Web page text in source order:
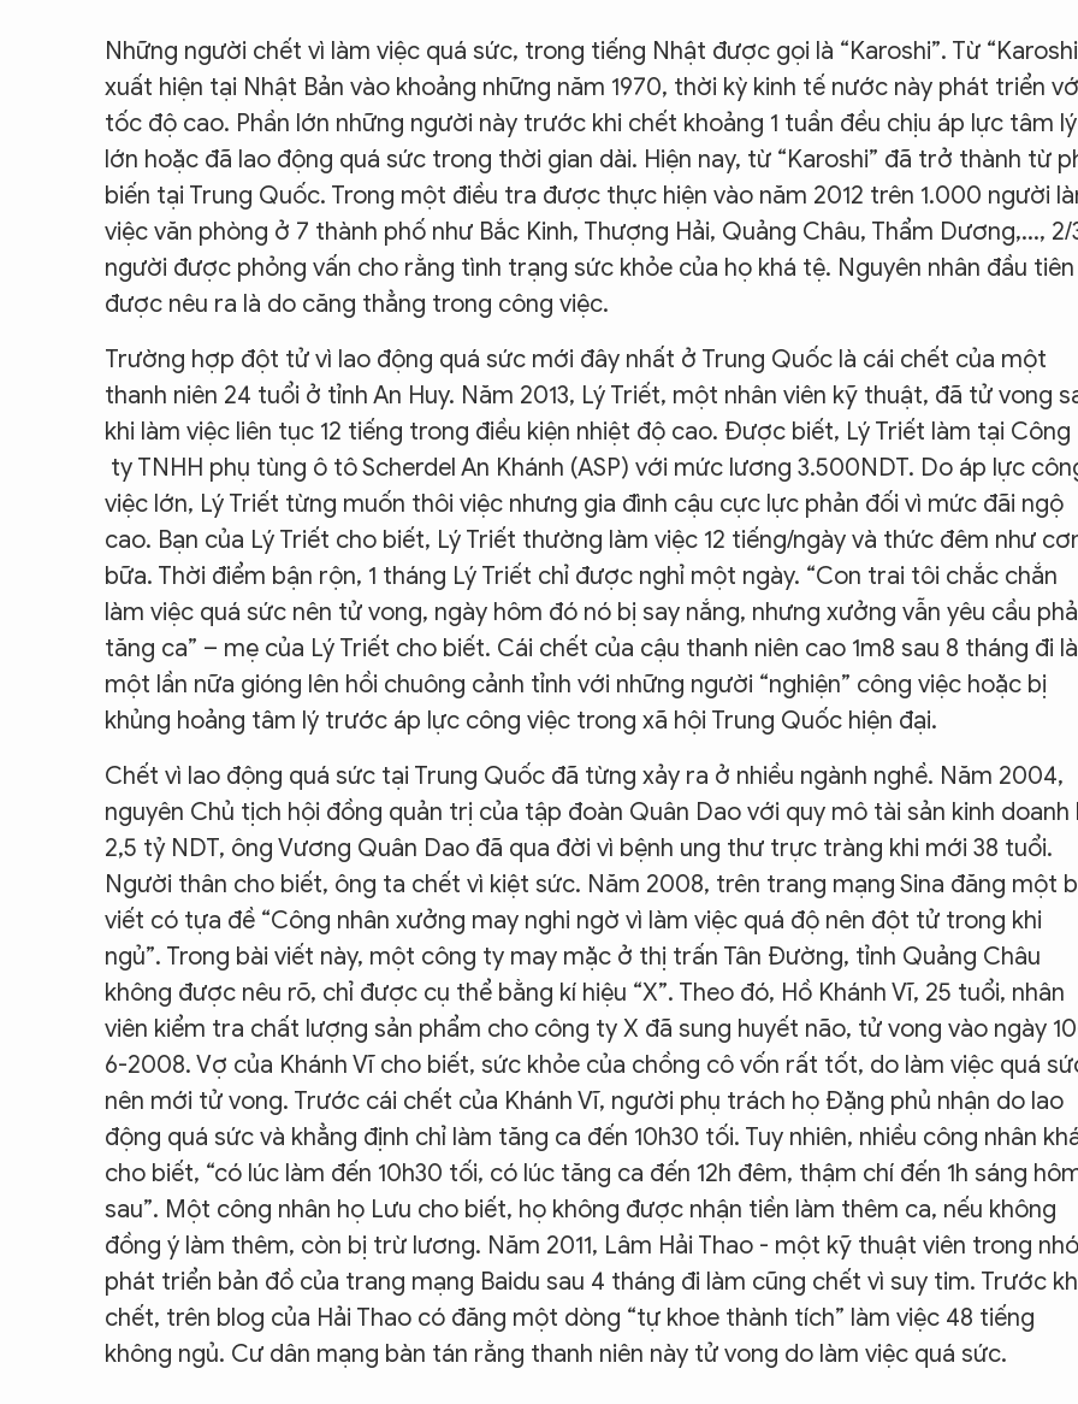
Những người chết vì làm việc quá sức, trong tiếng Nhật được gọi là “Karoshi”. Từ
xuất hiện tại Nhật Bản vào khoảng những năm 1970, thời kỳ kinh tế nước này phát triển
tốc độ cao. Phần lớn những người này trước khi chết khoảng 1 tuần đều chịu áp lực tâm lý
lớn hoặc đã lao động quá sức trong thời gian dài. Hiện nay, từ “Karoshi” đã trở thành từ
biến tại Trung Quốc. Trong một điều tra được thực hiện vào năm 2012 trên 1.000 người
việc văn phòng ở 7 thành phố như Bắc Kinh, Thượng Hải, Quảng Châu, Thẩm Dương,..., 2/
người được phỏng vấn cho rằng tình trạng sức khỏe của họ khá tệ. Nguyên nhân đầu tiên
được nêu ra là do căng thẳng trong công việc.
Trường hợp đột tử vì lao động quá sức mới đây nhất ở Trung Quốc là cái chết của một
thanh niên 24 tuổi ở tỉnh An Huy. Năm 2013, Lý Triết, một nhân viên kỹ thuật, đã tử vong
khi làm việc liên tục 12 tiếng trong điều kiện nhiệt độ cao. Được biết, Lý Triết làm tại Công
ty TNHH phụ tùng ô tô Scherdel An Khánh (ASP) với mức lương 3.500NDT. Do áp lực
việc lớn, Lý Triết từng muốn thôi việc nhưng gia đình cậu cực lực phản đối vì mức đãi ngộ
cao. Bạn của Lý Triết cho biết, Lý Triết thường làm việc 12 tiếng/ngày và thức đêm như
bữa. Thời điểm bận rộn, 1 tháng Lý Triết chỉ được nghỉ một ngày. “Con trai tôi chắc chắn
làm việc quá sức nên tử vong, ngày hôm đó nó bị say nắng, nhưng xưởng vẫn yêu cầu
tăng ca” – mẹ của Lý Triết cho biết. Cái chết của cậu thanh niên cao 1m8 sau 8 tháng đi
một lần nữa gióng lên hồi chuông cảnh tỉnh với những người “nghiện” công việc hoặc bị
khủng hoảng tâm lý trước áp lực công việc trong xã hội Trung Quốc hiện đại.
Chết vì lao động quá sức tại Trung Quốc đã từng xảy ra ở nhiều ngành nghề. Năm 2004,
nguyên Chủ tịch hội đồng quản trị của tập đoàn Quân Dao với quy mô tài sản kinh doanh
2,5 tỷ NDT, ông Vương Quân Dao đã qua đời vì bệnh ung thư trực tràng khi mới 38 tuổi.
Người thân cho biết, ông ta chết vì kiệt sức. Năm 2008, trên trang mạng Sina đăng một
viết có tựa đề “Công nhân xưởng may nghi ngờ vì làm việc quá độ nên đột tử trong khi
ngủ”. Trong bài viết này, một công ty may mặc ở thị trấn Tân Đường, tỉnh Quảng Châu
không được nêu rõ, chỉ được cụ thể bằng kí hiệu “X”. Theo đó, Hồ Khánh Vĩ, 25 tuổi, nhân
viên kiểm tra chất lượng sản phẩm cho công ty X đã sung huyết não, tử vong vào ngày
6-2008. Vợ của Khánh Vĩ cho biết, sức khỏe của chồng cô vốn rất tốt, do làm việc quá
nên mới tử vong. Trước cái chết của Khánh Vĩ, người phụ trách họ Đặng phủ nhận do lao
động quá sức và khẳng định chỉ làm tăng ca đến 10h30 tối. Tuy nhiên, nhiều công nhân
cho biết, “có lúc làm đến 10h30 tối, có lúc tăng ca đến 12h đêm, thậm chí đến 1h sáng
sau”. Một công nhân họ Lưu cho biết, họ không được nhận tiền làm thêm ca, nếu không
đồng ý làm thêm, còn bị trừ lương. Năm 2011, Lâm Hải Thao - một kỹ thuật viên trong
phát triển bản đồ của trang mạng Baidu sau 4 tháng đi làm cũng chết vì suy tim. Trước
chết, trên blog của Hải Thao có đăng một dòng “tự khoe thành tích” làm việc 48 tiếng
không ngủ. Cư dân mạng bàn tán rằng thanh niên này tử vong do làm việc quá sức.